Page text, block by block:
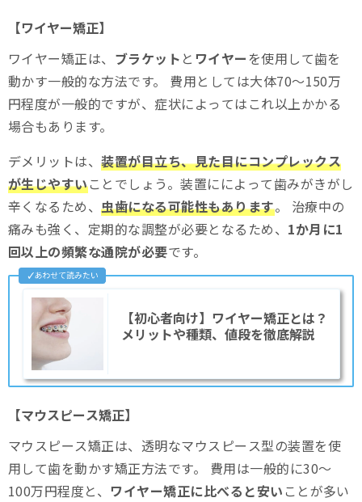
【ワイヤー矯正】
ワイヤー矯正は、 ブラケット と ワイヤー を使用して歯を
動かす一般的な方法です。 費用としては大体70〜150万
円程度が一般的ですが、症状によってはこれ以上かかる
場合もあります。
デメリットは、装置が目立ち、見た目にコンプレックス
が生じやすいことでしょう。装置にによって歯みがきがし
辛くなるため、虫歯になる可能性もあります。 治療中の
痛みも強く、定期的な調整が必要となるため、 1か月に1
回以上の頻繁な通院が必要です。
【初心者向け】ワイヤー矯正とは？
メリットや種類、値段を徹底解説
【マウスピース矯正】
マウスピース矯正は、透明なマウスピース型の装置を使
用して歯を動かす矯正方法です。 費用は一般的に30〜
100万円程度と、 ワイヤー矯正に比べると安い ことが多い